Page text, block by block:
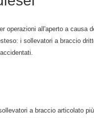
operazioni all'aperto a
i sollevatori a braccio
a braccio articolato